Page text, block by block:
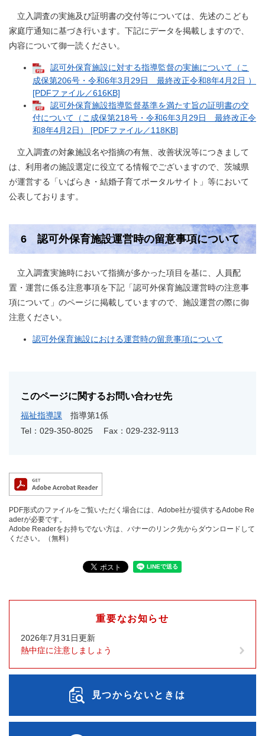
立入調査の実施及び証明書の交付等については、先述のこども
家庭庁通知に基づき行います。下記にデータを掲載しますので、
内容について御一読ください。
認可外保育施設に対する指導監督の実施について（こ
成保第206号・令和6年3月29日 最終改正令和8年4月2日 ）
[PDFファイル／616KB]
認可外保育施設指導監督基準を満たす旨の証明書の交
付について（こ成保第218号・令和6年3月29日 最終改正令
和8年4月2日） [PDFファイル／118KB]
立入調査の対象施設名や指摘の有無、改善状況等につきまして
は、利用者の施設選定に役立てる情報でございますので、茨城県
が運営する「いばらき・結婚子育てポータルサイト」等において
公表しております。
6 認可外保育施設運営時の留意事項について
立入調査実施時において指摘が多かった項目を基に、人員配
置・運営に係る注意事項を下記「認可外保育施設運営時の注意事
項について」のページに掲載していますので、施設運営の際に御
注意ください。
認可外保育施設における運営時の留意事項について
このページに関するお問い合わせ先
福祉指導課
指導第1係
Tel：029-350-8025
Fax：029-232-9113
PDF形式のファイルをご覧いただく場合には、Adobe社が提供するAdobe Re
aderが必要です。
Adobe Readerをお持ちでない方は、バナーのリンク先からダウンロードして
ください。（無料）
重要なお知らせ
2026年7月31日更新
熱中症に注意しましょう
見つからないときは